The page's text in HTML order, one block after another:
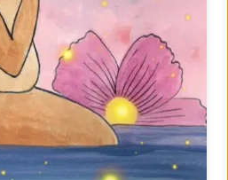
Myrte
naar aanleiding van een
Ik wist: ‘zo niet’ en ging op
Mijn zoektocht resulteerde in
heeft mogen inspireren
bekrachtigende,